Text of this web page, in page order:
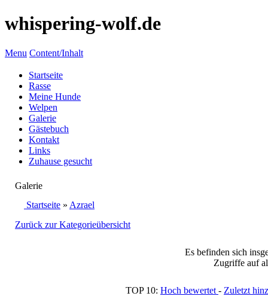
whispering-wolf.de
Menu Content/Inhalt
Startseite
Rasse
Meine Hunde
Welpen
Galerie
Gästebuch
Kontakt
Links
Zuhause gesucht
Galerie
Startseite » Azrael
Zurück zur Kategorieübersicht
Es befinden sich
Zugriffe auf
TOP 10: Hoch bewertet - Zuletzt